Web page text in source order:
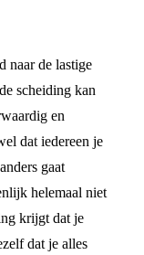
naar de lastige
scheiding kan
en
dat iedereen je
gaat
helemaal niet
krijgt dat je
dat je alles